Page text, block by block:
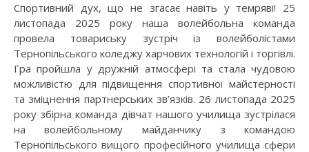
Спортивний дух, що не згасає навіть у темряві! 25
листопада 2025 року наша волейбольна команда
провела товариську зустріч із волейболістами
Тернопільського коледжу харчових технологій і торгівлі.
Гра пройшла у дружній атмосфері та стала чудовою
можливістю для підвищення спортивної майстерності
та зміцнення партнерських зв’язків. 26 листопада 2025
року збірна команда дівчат нашого училища зустрілася
на волейбольному майданчику з командою
Тернопільського вищого професійного училища сфери